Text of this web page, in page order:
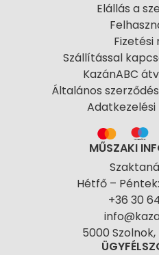
Elállás a
Fizetési
Szállítással
KazánABC
Általános
MŰSZAKI
Hétfő –
+36 30
5000 Szolnok,